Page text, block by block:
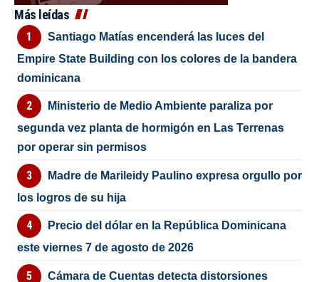
Más leídas
Santiago Matías encenderá las luces del
Empire State Building con los colores de la bandera
dominicana
Ministerio de Medio Ambiente paraliza por
segunda vez planta de hormigón en Las Terrenas
por operar sin permisos
Madre de Marileidy Paulino expresa orgullo por
los logros de su hija
Precio del dólar en la República Dominicana
este viernes 7 de agosto de 2026
Cámara de Cuentas detecta distorsiones